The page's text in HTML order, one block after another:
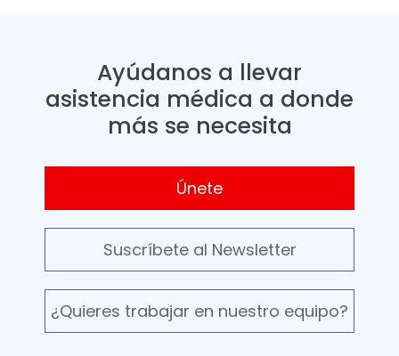
Ayúdanos a llevar
asistencia médica a donde
más se necesita
Únete
Suscríbete al Newsletter
¿Quieres trabajar en nuestro equipo?